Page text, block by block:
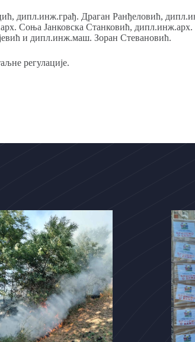
дипл.инж.грађ. Драган Ранђеловић,
Соња Јанковска Станковић,
и дипл.инж.маш. Зоран Стевановић.
регулације.